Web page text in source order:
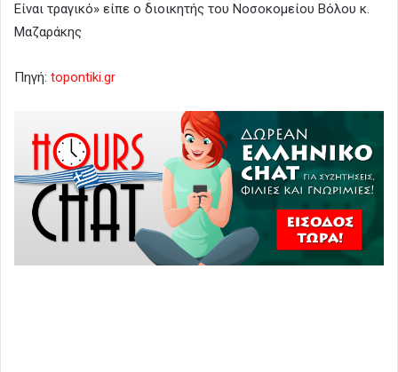
Είναι τραγικό» είπε ο διοικητής του Νοσοκομείου Βόλου κ.
Μαζαράκης
Πηγή: topontiki.gr